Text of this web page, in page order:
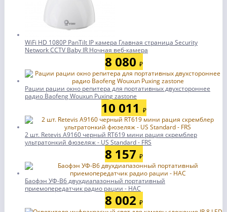
WiFi HD 1080P PanTilt IP камера Главная страница Security
Network CCTV Baby IR Ночная веб-камера
8 080 ₽
Рации рации окно репитера для портативных двухстороннее
радио Baofeng Wouxun Puxing zastone
10 011 ₽
2 шт. Retevis A9160 черный RT619 мини рация скремблер
ультратонкий фюзеляж - US Standard - FRS
8 157 ₽
Баофэн УФ-В6 двухдиапазонный портативный
приемопередатчик радио рации - НАС
8 002 ₽